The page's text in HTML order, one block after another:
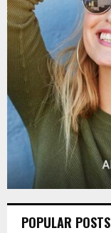
r
:
POPULAR POSTS